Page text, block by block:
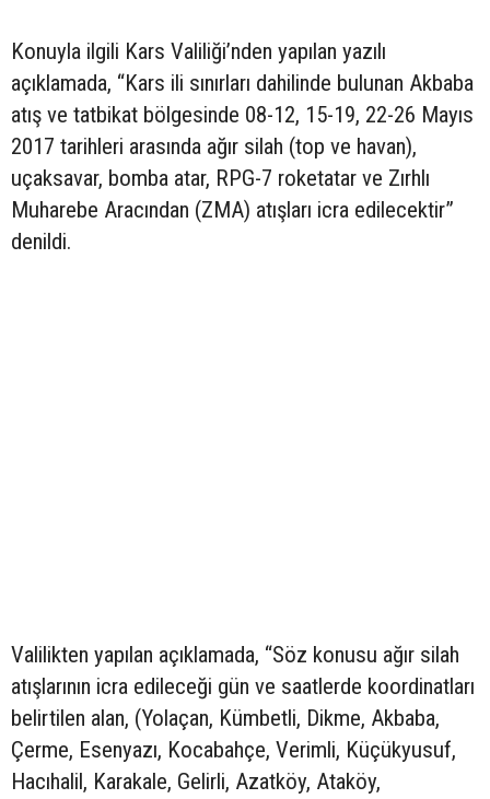
Konuyla ilgili Kars Valiliği’nden yapılan yazılı
açıklamada, “Kars ili sınırları dahilinde bulunan Akbaba
atış ve tatbikat bölgesinde 08-12, 15-19, 22-26 Mayıs
2017 tarihleri arasında ağır silah (top ve havan),
uçaksavar, bomba atar, RPG-7 roketatar ve Zırhlı
Muharebe Aracından (ZMA) atışları icra edilecektir”
denildi.
Valilikten yapılan açıklamada, “Söz konusu ağır silah
atışlarının icra edileceği gün ve saatlerde koordinatları
belirtilen alan, (Yolaçan, Kümbetli, Dikme, Akbaba,
Çerme, Esenyazı, Kocabahçe, Verimli, Küçükyusuf,
Hacıhalil, Karakale, Gelirli, Azatköy, Ataköy,